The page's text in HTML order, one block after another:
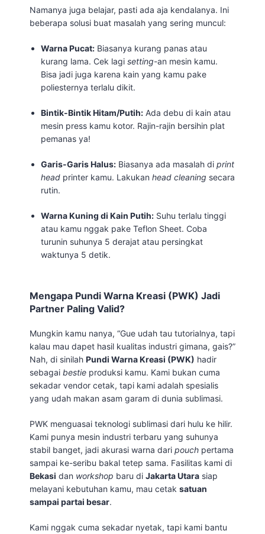
Namanya juga belajar, pasti ada aja kendalanya. Ini
beberapa solusi buat masalah yang sering muncul:
Warna Pucat: Biasanya kurang panas atau
kurang lama. Cek lagisetting-an mesin kamu.
Bisa jadi juga karena kain yang kamu pake
poliesternya terlalu dikit.
Bintik-Bintik Hitam/Putih: Ada debu di kain atau
mesin press kamu kotor. Rajin-rajin bersihin plat
pemanas ya!
Garis-Garis Halus: Biasanya ada masalah diprint
head printer kamu. Lakukanhead cleaning secara
rutin.
Warna Kuning di Kain Putih: Suhu terlalu tinggi
atau kamu nggak pake Teflon Sheet. Coba
turunin suhunya 5 derajat atau persingkat
waktunya 5 detik.
Mengapa Pundi Warna Kreasi (PWK) Jadi
Partner Paling Valid?
Mungkin kamu nanya, “Gue udah tau tutorialnya, tapi
kalau mau dapet hasil kualitas industri gimana, gais?”
Nah, di sinilah Pundi Warna Kreasi (PWK) hadir
sebagai bestie produksi kamu. Kami bukan cuma
sekadar vendor cetak, tapi kami adalah spesialis
yang udah makan asam garam di dunia sublimasi.
PWK menguasai teknologi sublimasi dari hulu ke hilir.
Kami punya mesin industri terbaru yang suhunya
stabil banget, jadi akurasi warna dari pouch pertama
sampai ke-seribu bakal tetep sama. Fasilitas kami di
Bekasi dan workshop baru di Jakarta Utara siap
melayani kebutuhan kamu, mau cetak satuan
sampai partai besar.
Kami nggak cuma sekadar nyetak, tapi kami bantu